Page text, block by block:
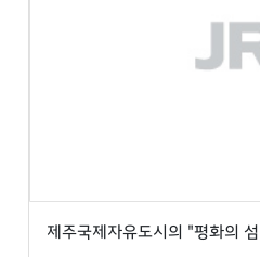
제주국제자유도시의 "평화의